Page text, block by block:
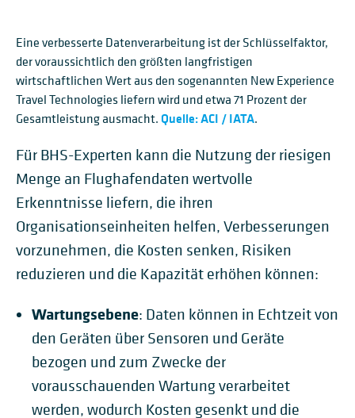
Eine verbesserte Datenverarbeitung ist der Schlüsselfaktor,
der voraussichtlich den größten langfristigen
wirtschaftlichen Wert aus den sogenannten New Experience
Travel Technologies liefern wird und etwa 71 Prozent der
Gesamtleistung ausmacht. Quelle: ACI / IATA.
Für BHS-Experten kann die Nutzung der riesigen
Menge an Flughafendaten wertvolle
Erkenntnisse liefern, die ihren
Organisationseinheiten helfen, Verbesserungen
vorzunehmen, die Kosten senken, Risiken
reduzieren und die Kapazität erhöhen können:
Wartungsebene: Daten können in Echtzeit von
den Geräten über Sensoren und Geräte
bezogen und zum Zwecke der
vorausschauenden Wartung verarbeitet
werden, wodurch Kosten gesenkt und die